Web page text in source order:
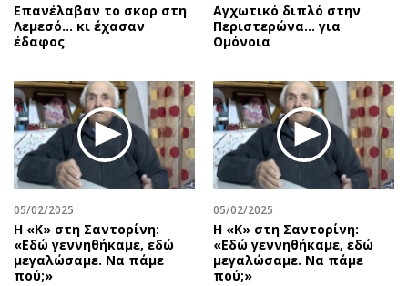
Επανέλαβαν το σκορ στη
Λεμεσό… κι έχασαν
έδαφος
Αγχωτικό διπλό στην
Περιστερώνα… για
Ομόνοια
05/02/2025
Η «Κ» στη Σαντορίνη:
«Εδώ γεννηθήκαμε, εδώ
μεγαλώσαμε. Να πάμε
πού;»
05/02/2025
Η «Κ» στη Σαντορίνη:
«Εδώ γεννηθήκαμε, εδώ
μεγαλώσαμε. Να πάμε
πού;»